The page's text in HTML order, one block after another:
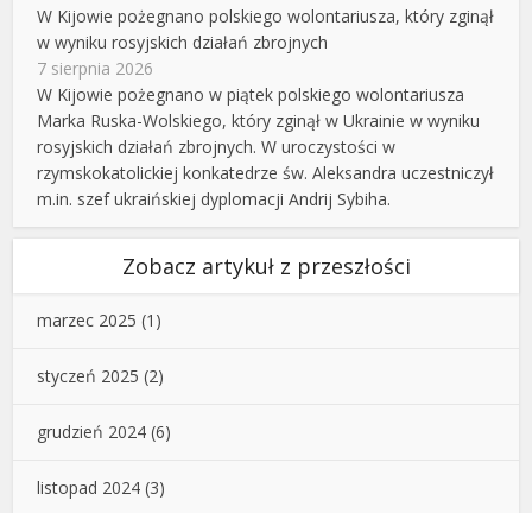
W Kijowie pożegnano polskiego wolontariusza, który zginął
w wyniku rosyjskich działań zbrojnych
7 sierpnia 2026
W Kijowie pożegnano w piątek polskiego wolontariusza
Marka Ruska-Wolskiego, który zginął w Ukrainie w wyniku
rosyjskich działań zbrojnych. W uroczystości w
rzymskokatolickiej konkatedrze św. Aleksandra uczestniczył
m.in. szef ukraińskiej dyplomacji Andrij Sybiha.
Zobacz artykuł z przeszłości
marzec 2025 (1)
styczeń 2025 (2)
grudzień 2024 (6)
listopad 2024 (3)